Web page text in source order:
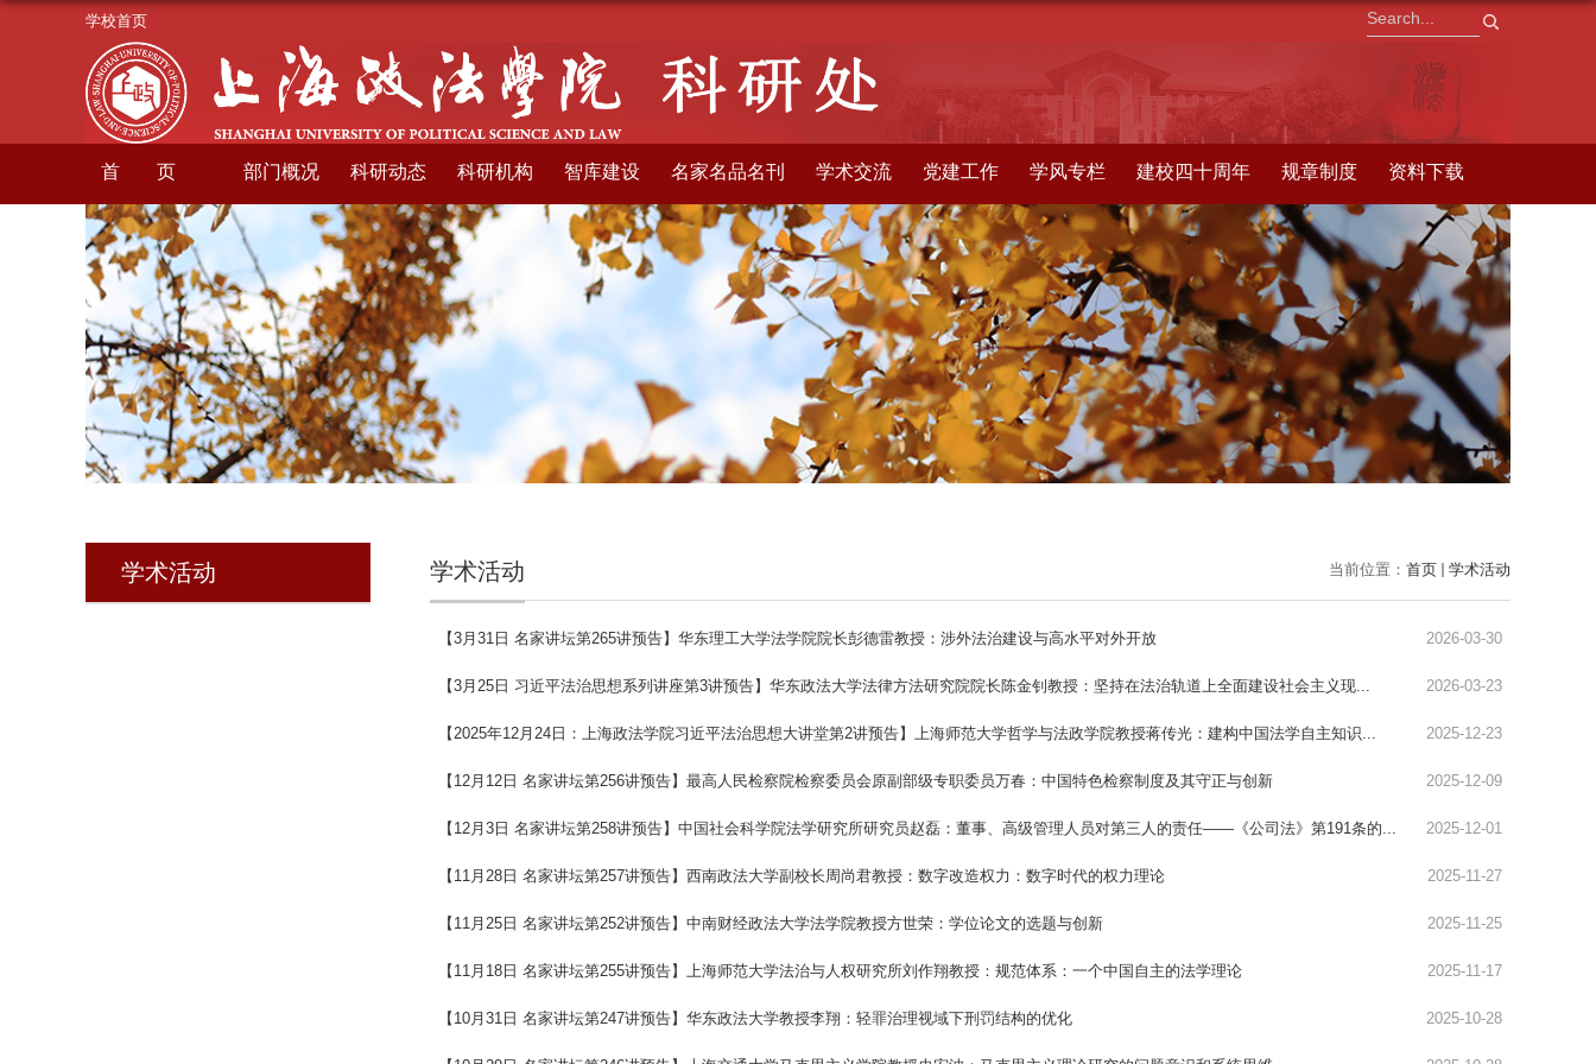
学校首页
首页 部门概况 科研动态 科研机构 智库建设 名家名品名刊 学术交流 党建工作 学风专栏 建校四十周年 规章制度 资料下载
学术活动 当前位置： 首页 学术活动
学术活动
【3月31日 名家讲坛第265讲预告】华东理工大学法学院院长彭德雷教授：涉外法治建设与高水平对外开放 2026-03-30
【3月25日 习近平法治思想系列讲座第3讲预告】华东政法大学法律方法研究院院长陈金钊教授：坚持在法治轨道上全面建设社会主义现... 2026-03-23
【2025年12月24日：上海政法学院习近平法治思想大讲堂第2讲预告】上海师范大学哲学与法政学院教授蒋传光：建构中国法学自主知识... 2025-12-23
【12月12日 名家讲坛第256讲预告】最高人民检察院检察委员会原副部级专职委员万春：中国特色检察制度及其守正与创新 2025-12-09
【12月3日 名家讲坛第258讲预告】中国社会科学院法学研究所研究员赵磊：董事、高级管理人员对第三人的责任——《公司法》第191条的... 2025-12-01
【11月28日 名家讲坛第257讲预告】西南政法大学副校长周尚君教授：数字改造权力：数字时代的权力理论 2025-11-27
【11月25日 名家讲坛第252讲预告】中南财经政法大学法学院教授方世荣：学位论文的选题与创新 2025-11-25
【11月18日 名家讲坛第255讲预告】上海师范大学法治与人权研究所刘作翔教授：规范体系：一个中国自主的法学理论 2025-11-17
【10月31日 名家讲坛第247讲预告】华东政法大学教授李翔：轻罪治理视域下刑罚结构的优化 2025-10-28